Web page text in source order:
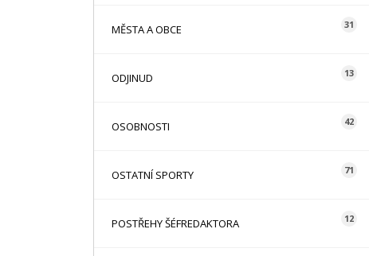
MĚSTA A OBCE 31
ODJINUD 13
OSOBNOSTI 42
OSTATNÍ SPORTY 71
POSTŘEHY ŠÉFREDAKTORA 12